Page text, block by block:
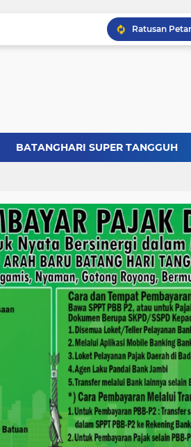
BATANGHARI SUPER TANGGUH